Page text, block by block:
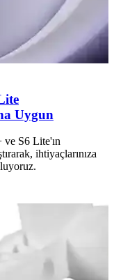
Uygun
S6 Lite'ın
ihtiyaçlarınıza